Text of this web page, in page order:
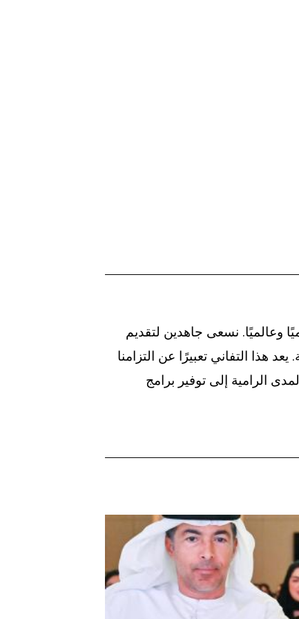
وعالميًا. نسعى جاهدين لتقديم
هذا التفاني تعبيرًا عن التزامنا
الرامية إلى توفير برامج